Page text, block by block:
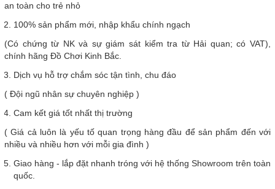
an toàn cho trẻ nhỏ
100% sản phẩm mới, nhập khẩu chính ngạch
(Có chứng từ NK và sự giám sát kiểm tra từ Hải quan; có VAT),
chính hãng Đồ Chơi Kinh Bắc.
Dịch vụ hỗ trợ chắm sóc tận tình, chu đáo
( Đội ngũ nhân sự chuyên nghiệp )
Cam kết giá tốt nhất thị trường
( Giá cả luôn là yếu tố quan trọng hàng đầu để sản phẩm đến với
nhiều và nhiều hơn với mỗi gia đình )
Giao hàng - lắp đặt nhanh tróng với hệ thống Showroom trên toàn
quốc.